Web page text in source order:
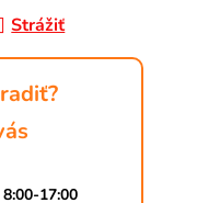
Strážiť
17:00